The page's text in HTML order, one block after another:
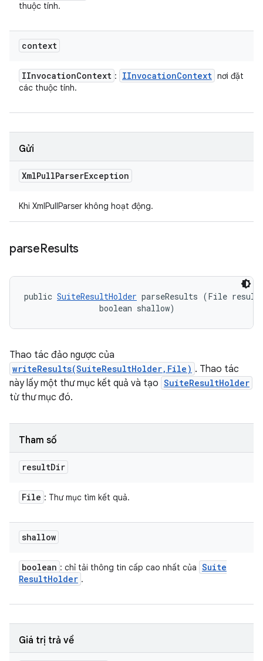
thuộc tính.
context
IInvocationContext : IInvocationContext nơi đặt
các thuộc tính.
Gửi
XmlPullParserException
Khi XmlPullParser không hoạt động.
parseResults
public SuiteResultHolder parseResults (File
                boolean shallow)
Thao tác đảo ngược của
writeResults(SuiteResultHolder,File) . Thao tác
này lấy một thư mục kết quả và tạo SuiteResultHolder
từ thư mục đó.
Tham số
resultDir
File : Thư mục tìm kết quả.
shallow
boolean : chỉ tải thông tin cấp cao nhất của Suite
ResultHolder .
Giá trị trả về